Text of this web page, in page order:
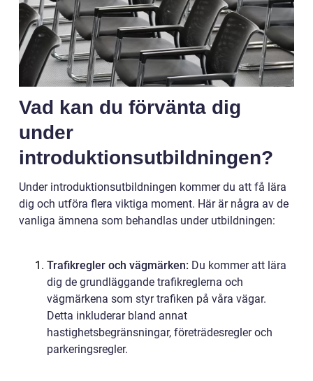
Vad kan du förvänta dig
under
introduktionsutbildningen?
Under introduktionsutbildningen kommer du att få lära
dig och utföra flera viktiga moment. Här är några av de
vanliga ämnena som behandlas under utbildningen:
Trafikregler och vägmärken: Du kommer att lära
dig de grundläggande trafikreglerna och
vägmärkena som styr trafiken på våra vägar.
Detta inkluderar bland annat
hastighetsbegränsningar, företrädesregler och
parkeringsregler.